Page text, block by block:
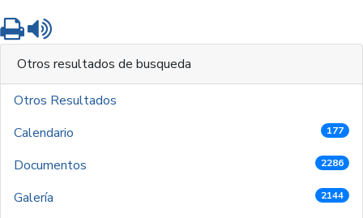
Imprimir
Otros resultados de busqueda
Otros Resultados
Calendario
177
Documentos 2286
Galería 2144